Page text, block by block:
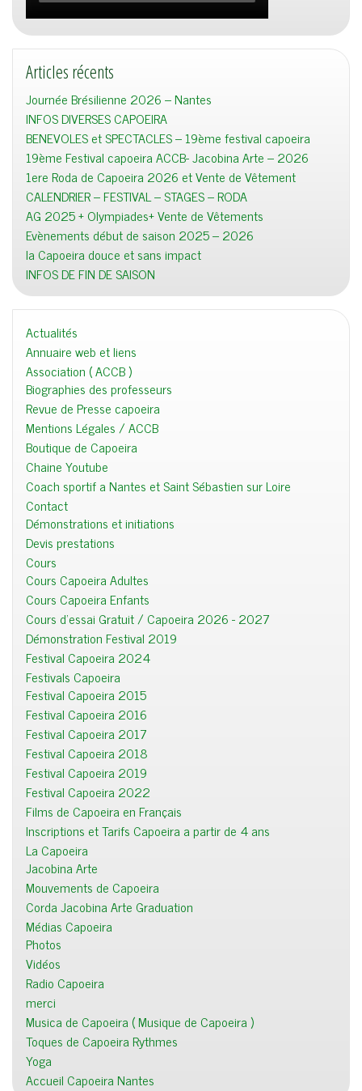
Articles récents
Journée Brésilienne 2026 – Nantes
INFOS DIVERSES CAPOEIRA
BENEVOLES et SPECTACLES – 19ème festival capoeira
19ème Festival capoeira ACCB- Jacobina Arte – 2026
1ere Roda de Capoeira 2026 et Vente de Vêtement
CALENDRIER – FESTIVAL – STAGES – RODA
AG 2025 + Olympiades+ Vente de Vêtements
Evènements début de saison 2025 – 2026
la Capoeira douce et sans impact
INFOS DE FIN DE SAISON
Actualités
Annuaire web et liens
Association ( ACCB )
Biographies des professeurs
Revue de Presse capoeira
Mentions Légales / ACCB
Boutique de Capoeira
Chaine Youtube
Coach sportif a Nantes et Saint Sébastien sur Loire
Contact
Démonstrations et initiations
Devis prestations
Cours
Cours Capoeira Adultes
Cours Capoeira Enfants
Cours d'essai Gratuit / Capoeira 2026 - 2027
Démonstration Festival 2019
Festival Capoeira 2024
Festivals Capoeira
Festival Capoeira 2015
Festival Capoeira 2016
Festival Capoeira 2017
Festival Capoeira 2018
Festival Capoeira 2019
Festival Capoeira 2022
Films de Capoeira en Français
Inscriptions et Tarifs Capoeira a partir de 4 ans
La Capoeira
Jacobina Arte
Mouvements de Capoeira
Corda Jacobina Arte Graduation
Médias Capoeira
Photos
Vidéos
Radio Capoeira
merci
Musica de Capoeira ( Musique de Capoeira )
Toques de Capoeira Rythmes
Yoga
Accueil Capoeira Nantes